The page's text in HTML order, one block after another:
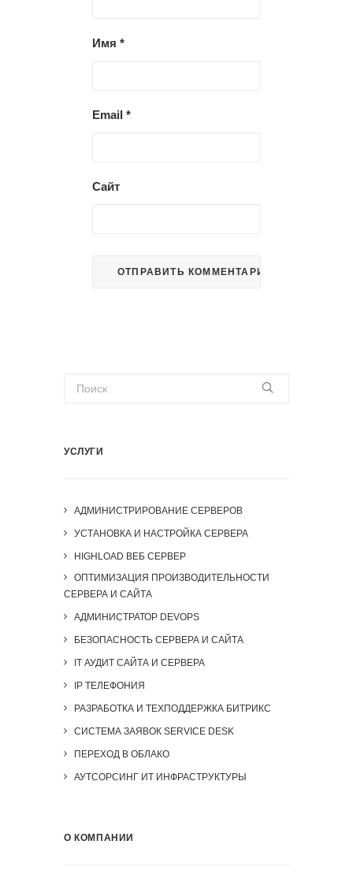
Имя *
Email *
Сайт
УСЛУГИ
АДМИНИСТРИРОВАНИЕ СЕРВЕРОВ
УСТАНОВКА И НАСТРОЙКА СЕРВЕРА
HIGHLOAD ВЕБ СЕРВЕР
ОПТИМИЗАЦИЯ ПРОИЗВОДИТЕЛЬНОСТИ
СЕРВЕРА И САЙТА
АДМИНИСТРАТОР DEVOPS
БЕЗОПАСНОСТЬ СЕРВЕРА И САЙТА
IT АУДИТ САЙТА И СЕРВЕРА
IP ТЕЛЕФОНИЯ
РАЗРАБОТКА И ТЕХПОДДЕРЖКА БИТРИКС
СИСТЕМА ЗАЯВОК SERVICE DESK
ПЕРЕХОД В ОБЛАКО
АУТСОРСИНГ ИТ ИНФРАСТРУКТУРЫ
О КОМПАНИИ